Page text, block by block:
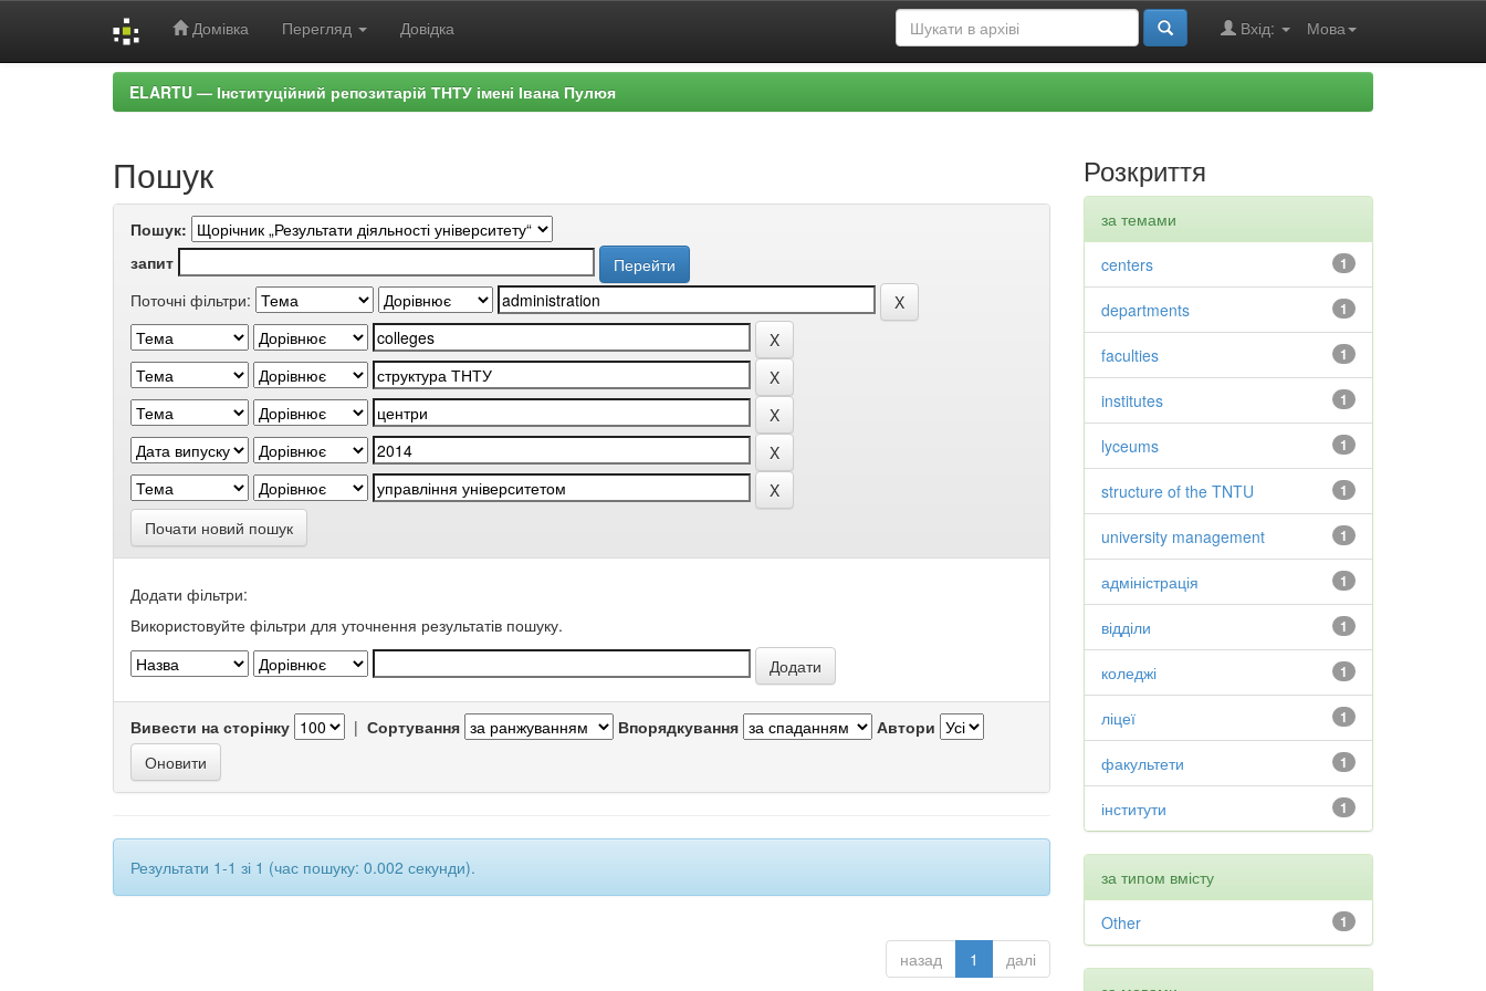
Домівка Перегляд Довідка Мова
Вхід:
ELARTU — Інституційний репозитарій ТНТУ імені Івана Пулюя
Пошук
Пошук:
запит
Поточні фільтри:
Почати новий пошук
Додати фільтри:
Використовуйте фільтри для уточнення результатів пошуку.
Вивести на сторінку | Сортування Впорядкування Автори
Результати 1-1 зі 1 (час пошуку: 0.002 секунди).
назад 1 далі
Розкриття
за темами
1
centers
1
departments
1
faculties
1
institutes
1
lyceums
1
structure of the TNTU
1
university management
1
адміністрація
1
відділи
1
коледжі
1
ліцеї
1
факультети
1
інститути
за типом вмісту
1
Other